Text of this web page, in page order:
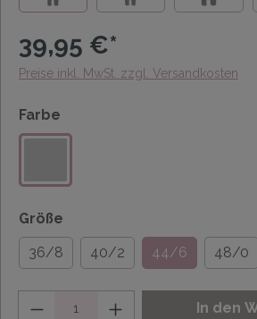
39,95 €*
Preise inkl. MwSt. zzgl. Versandkosten
Farbe
Größe
36/8
40/2 44/6 48/0
In den